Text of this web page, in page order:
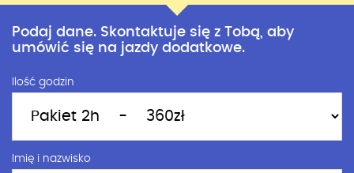
Podaj dane. Skontaktuje się z Tobą, aby
umówić się na jazdy dodatkowe.
Ilość godzin
Imię i nazwisko